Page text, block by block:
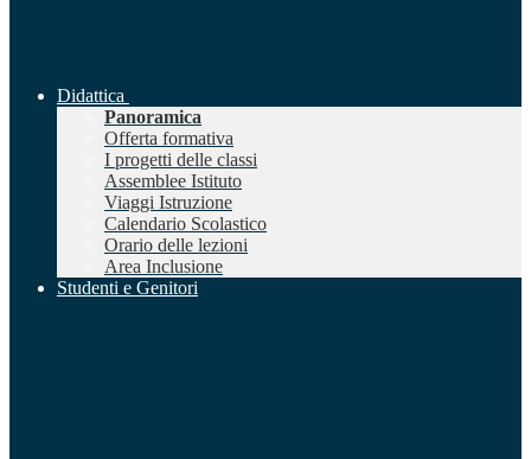
Didattica
Panoramica
Offerta formativa
I progetti delle classi
Assemblee Istituto
Viaggi Istruzione
Calendario Scolastico
Orario delle lezioni
Area Inclusione
Studenti e Genitori